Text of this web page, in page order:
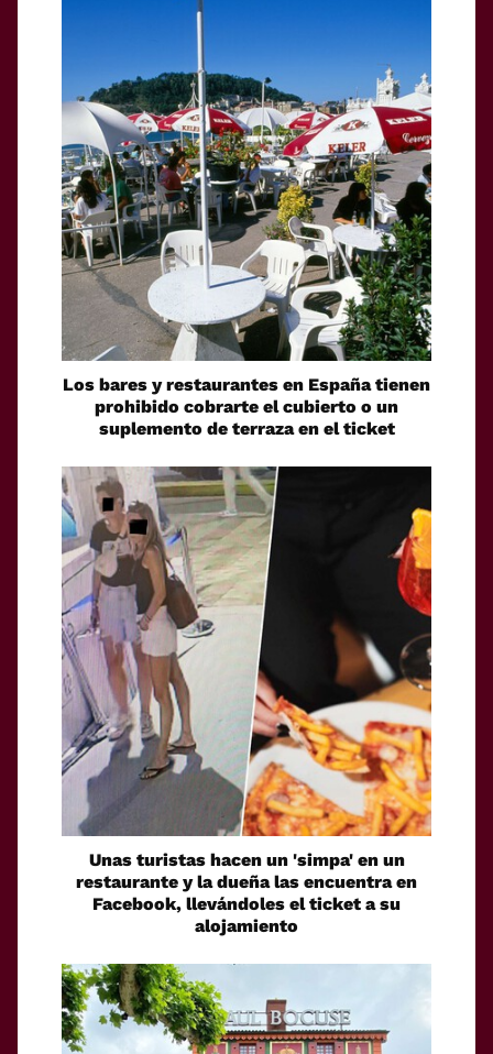
Los bares y restaurantes en España tienen
prohibido cobrarte el cubierto o un
suplemento de terraza en el ticket
Unas turistas hacen un 'simpa' en un
restaurante y la dueña las encuentra en
Facebook, llevándoles el ticket a su
alojamiento